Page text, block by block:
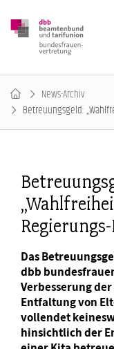
News-Archiv
Betreuungsgeld:
Regierungs-
Das
dbb
Verbesserung
Entfaltung von
vollendet
hinsichtlich der